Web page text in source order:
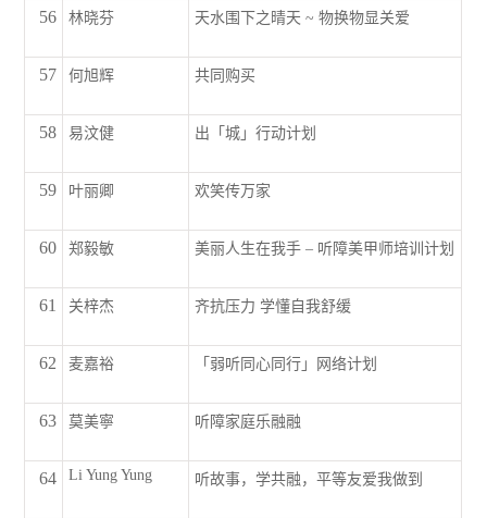
56 林晓芬 天水围下之晴天 ~ 物换物显关爱
57 何旭辉 共同购买
58 易汶健 出「城」行动计划
59 叶丽卿 欢笑传万家
60 郑毅敏 美丽人生在我手 – 听障美甲师培训计划
61 关梓杰 齐抗压力 学懂自我舒缓
62 麦嘉裕 「弱听同心同行」网络计划
63 莫美寧 听障家庭乐融融
64 Li Yung Yung 听故事，学共融，平等友爱我做到